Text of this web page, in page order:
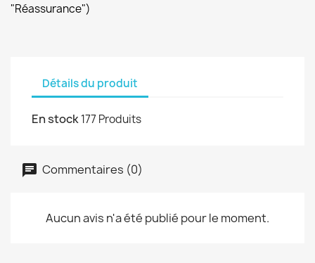
"Réassurance")
Détails du produit
En stock177 Produits
Commentaires (0)
Aucun avis n'a été publié pour le moment.